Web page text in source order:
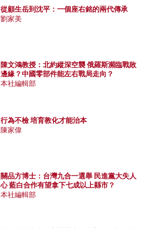
從顧生岳到沈平：一個座右銘的兩代傳承
劉家美
陳文鴻教授：北約縱深空襲 俄羅斯瀕臨戰敗
邊緣？中國零部件能左右戰局走向？
本社編輯部
行為不檢 培育教化才能治本
陳家偉
關品方博士：台灣九合一選舉 民進黨大失人
心 藍白合作有望拿下七成以上縣市？
本社編輯部